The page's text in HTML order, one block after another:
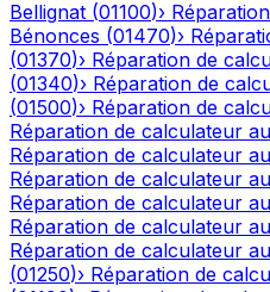
Bellignat (01100)›
Bénonces (01470)›
(01370)› Réparation de
(01340)› Réparation de
(01500)› Réparation de
Réparation de calculateur
Réparation de calculateur
Réparation de calculateur
Réparation de calculateur
Réparation de calculateur
Réparation de calculateur
(01250)› Réparation de